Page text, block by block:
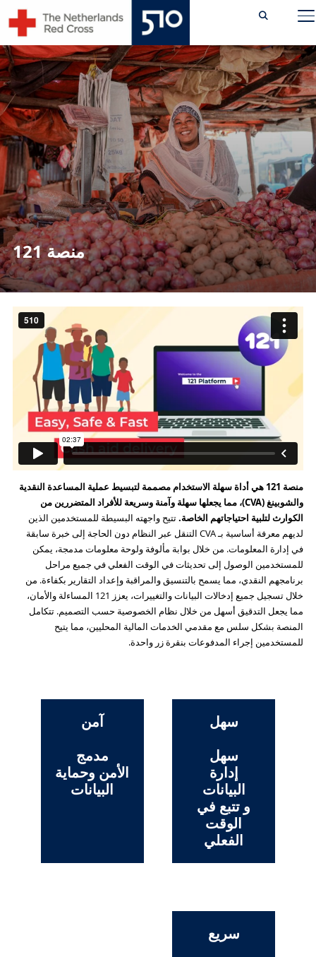
Skip
to
TOGGLE SIDEBAR & NAVIGATION
منصة 121
منصة 121 هي أداة سهلة الاستخدام مصممة لتبسيط عملية المساعدة النقدية
والشوبينغ (CVA)، مما يجعلها سهلة وآمنة وسريعة للأفراد المتضررين من
الكوارث لتلبية احتياجاتهم الخاصة.تتيح واجهته البسيطة للمستخدمين الذين
لديهم معرفة أساسية بـ CVA التنقل عبر النظام دون الحاجة إلى خبرة سابقة
في إدارة المعلومات. من خلال بوابة مألوفة ولوحة معلومات مدمجة، يمكن
للمستخدمين الوصول إلى تحديثات في الوقت الفعلي في جميع مراحل
برنامجهم النقدي، مما يسمح بالتنسيق والمراقبة وإعداد التقارير بكفاءة. من
خلال تسجيل جميع إدخالات البيانات والتغييرات، يعزز 121 المساءلة والأمان،
مما يجعل التدقيق أسهل من خلال نظام الخصوصية حسب التصميم. تتكامل
المنصة بشكل سلس مع مقدمي الخدمات المالية المحليين، مما يتيح
للمستخدمين إجراء المدفوعات بنقرة زر واحدة.
سهل
سهل
إدارة
البيانات
و تتبع في
الوقت
الفعلي
آمن
مدمج
الأمن وحماية
البيانات
سريع